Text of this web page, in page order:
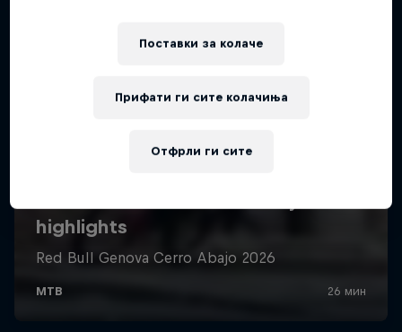
Поставки за колачe
Отфрли ги сите
Прифати ги сите колачиња